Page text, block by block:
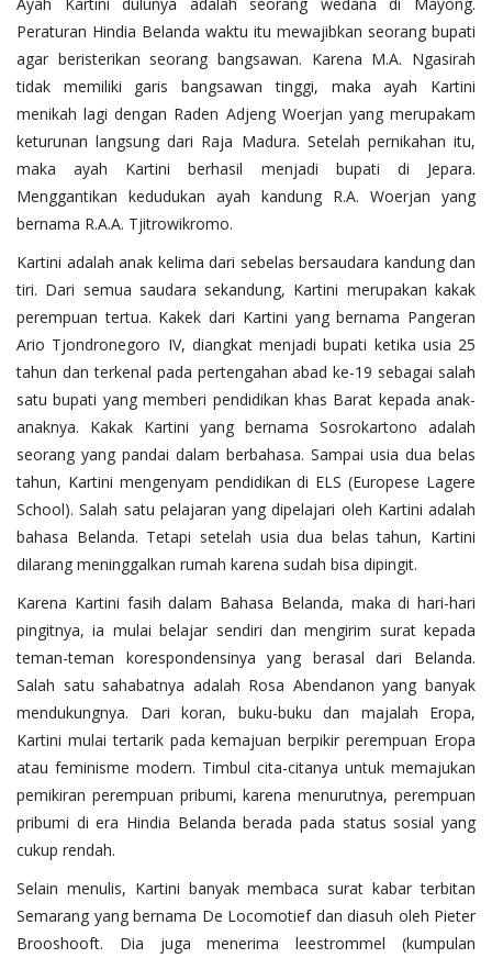
Peraturan Hindia Belanda waktu itu mewajibkan seorang bupati
agar beristerikan seorang bangsawan. Karena M.A. Ngasirah
tidak memiliki garis bangsawan tinggi, maka ayah Kartini
menikah lagi dengan Raden Adjeng Woerjan yang merupakam
keturunan langsung dari Raja Madura. Setelah pernikahan itu,
maka ayah Kartini berhasil menjadi bupati di Jepara.
Menggantikan kedudukan ayah kandung R.A. Woerjan yang
bernama R.A.A. Tjitrowikromo.
Kartini adalah anak kelima dari sebelas bersaudara kandung dan
tiri. Dari semua saudara sekandung, Kartini merupakan kakak
perempuan tertua. Kakek dari Kartini yang bernama Pangeran
Ario Tjondronegoro IV, diangkat menjadi bupati ketika usia 25
tahun dan terkenal pada pertengahan abad ke-19 sebagai salah
satu bupati yang memberi pendidikan khas Barat kepada anak-
anaknya. Kakak Kartini yang bernama Sosrokartono adalah
seorang yang pandai dalam berbahasa. Sampai usia dua belas
tahun, Kartini mengenyam pendidikan di ELS (Europese Lagere
School). Salah satu pelajaran yang dipelajari oleh Kartini adalah
bahasa Belanda. Tetapi setelah usia dua belas tahun, Kartini
dilarang meninggalkan rumah karena sudah bisa dipingit.
Karena Kartini fasih dalam Bahasa Belanda, maka di hari-hari
pingitnya, ia mulai belajar sendiri dan mengirim surat kepada
teman-teman korespondensinya yang berasal dari Belanda.
Salah satu sahabatnya adalah Rosa Abendanon yang banyak
mendukungnya. Dari koran, buku-buku dan majalah Eropa,
Kartini mulai tertarik pada kemajuan berpikir perempuan Eropa
atau feminisme modern. Timbul cita-citanya untuk memajukan
pemikiran perempuan pribumi, karena menurutnya, perempuan
pribumi di era Hindia Belanda berada pada status sosial yang
cukup rendah.
Selain menulis, Kartini banyak membaca surat kabar terbitan
Semarang yang bernama De Locomotief dan diasuh oleh Pieter
Brooshooft. Dia juga menerima leestrommel (kumpulan